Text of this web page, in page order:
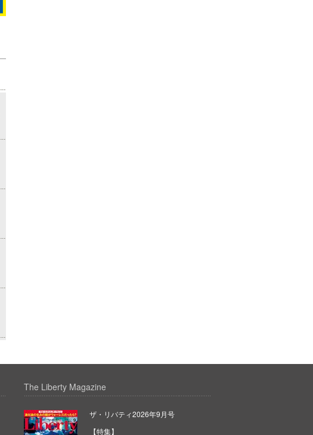
The Liberty Magazine
ザ・リバティ2026年9月号
【特集】